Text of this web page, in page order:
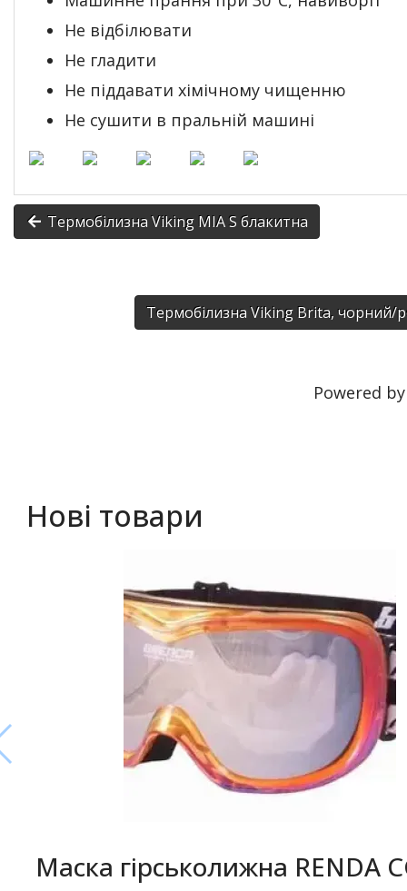
Не відбілювати
Не гладити
Не піддавати хімічному чищенню
Не сушити в пральній машині
Термобілизна Viking MIA S блакитна
Термобілизна Viking Brita,
Powered
Нові товари
Маска гірськолижна RENDA